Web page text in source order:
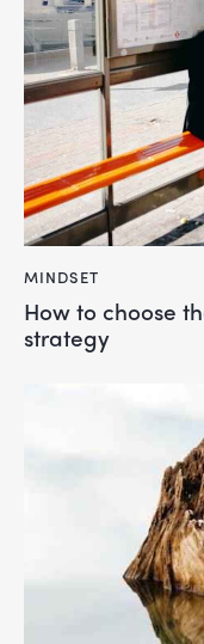
MINDSET
How to choose
strategy